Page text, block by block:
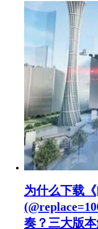
为什么下载
奏？三大版